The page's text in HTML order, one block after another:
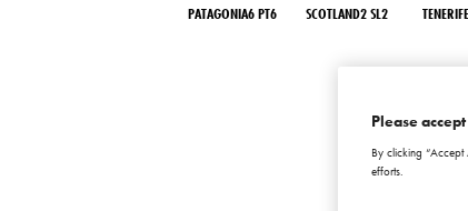
PATAGONIA6 PT6 SCOTLAND2 SL2
Please
By clicking
efforts.